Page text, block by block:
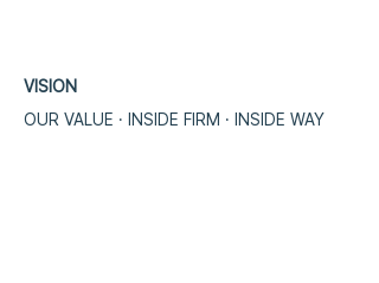
VISION
OUR VALUE · INSIDE FIRM · INSIDE WA​Y